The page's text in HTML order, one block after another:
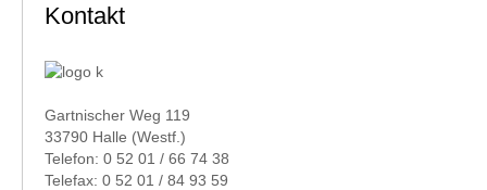
Kontakt
Gartnischer Weg 119
33790 Halle (Westf.)
Telefon: 0 52 01 / 66 74 38
Telefax: 0 52 01 / 84 93 59